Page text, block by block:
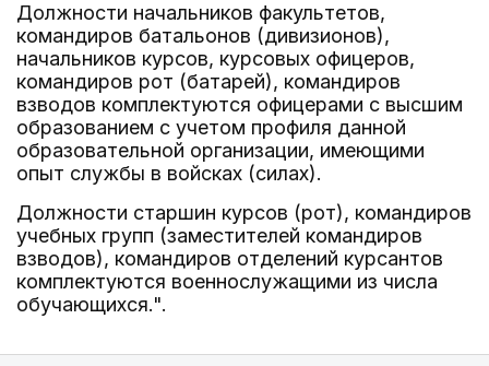
Должности начальников факультетов,
командиров батальонов (дивизионов),
начальников курсов, курсовых офицеров,
командиров рот (батарей), командиров
взводов комплектуются офицерами с высшим
образованием с учетом профиля данной
образовательной организации, имеющими
опыт службы в войсках (силах).
Должности старшин курсов (рот), командиров
учебных групп (заместителей командиров
взводов), командиров отделений курсантов
комплектуются военнослужащими из числа
обучающихся.".